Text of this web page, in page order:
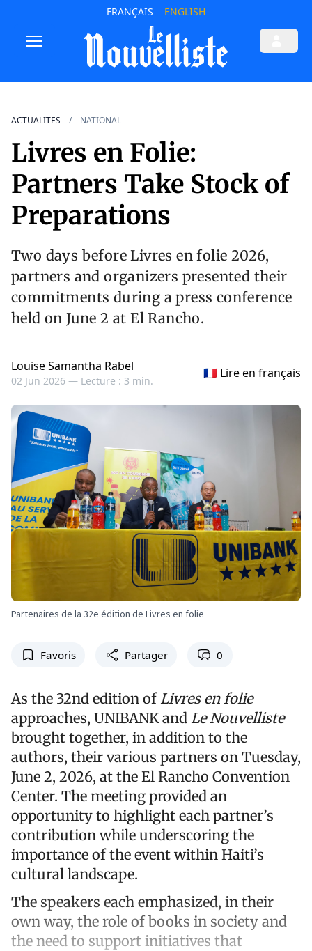
FRANÇAIS ENGLISH
ACTUALITES NATIONAL
Livres en Folie:
Partners Take Stock of
Preparations
Two days before Livres en folie 2026,
partners and organizers presented their
commitments during a press conference
held on June 2 at El Rancho.
Louise Samantha Rabel
02 Jun 2026 — Lecture : 3 min.
🇫🇷 Lire en français
Partenaires de la 32e édition de Livres en folie
Favoris Partager 0
As the 32nd edition of Livres en folie
approaches, UNIBANK and Le Nouvelliste
brought together, in addition to the
authors, their various partners on Tuesday,
June 2, 2026, at the El Rancho Convention
Center. The meeting provided an
opportunity to highlight each partner’s
contribution while underscoring the
importance of the event within Haiti’s
cultural landscape.
The speakers each emphasized, in their
own way, the role of books in society and
the need to support initiatives that